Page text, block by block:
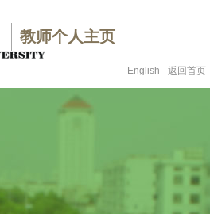
教师个人主页
English 返回首页